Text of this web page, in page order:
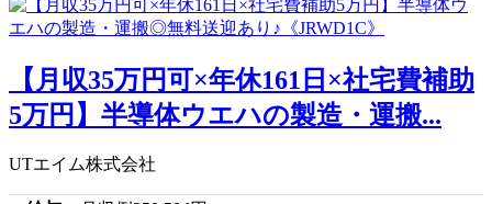
【月収35万円可×年休161日×社宅費補助
5万円】半導体ウエハの製造・運搬...
UTエイム株式会社